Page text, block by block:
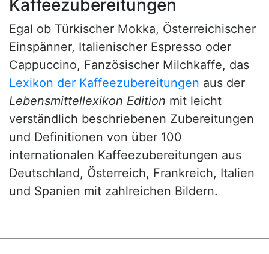
Kaffeezubereitungen
Egal ob Türkischer Mokka, Österreichischer
Einspänner, Italienischer Espresso oder
Cappuccino, Fanzösischer Milchkaffe, das
Lexikon der Kaffeezubereitungen aus der
Lebensmittellexikon Edition mit leicht
verständlich beschriebenen Zubereitungen
und Definitionen von über 100
internationalen Kaffeezubereitungen aus
Deutschland, Österreich, Frankreich, Italien
und Spanien mit zahlreichen Bildern.